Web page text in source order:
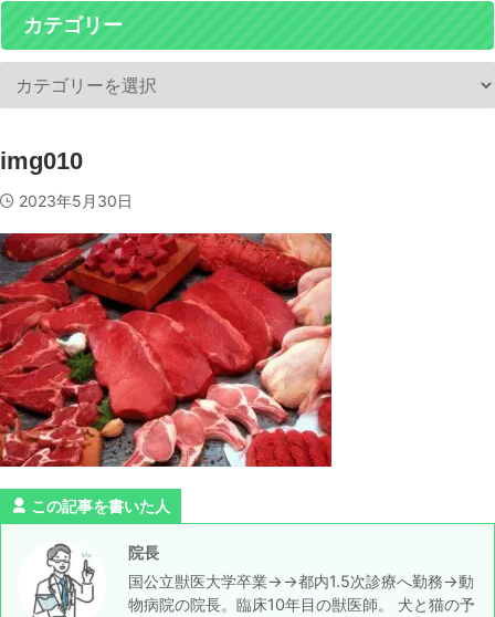
カテゴリー
img010
2023年5月30日
この記事を書いた人
院長
国公立獣医大学卒業→→都内1.5次診療へ勤務→動
物病院の院長。臨床10年目の獣医師。 犬と猫の予